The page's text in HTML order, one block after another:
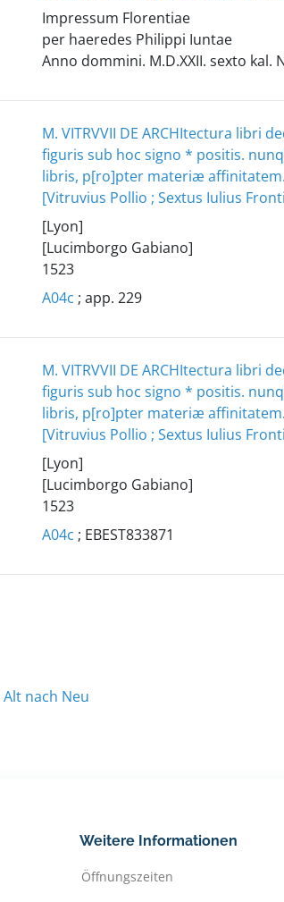
Impressum Florentiae
per haeredes Philippi Iuntae
Anno dommini. M.D.XXII. sexto kal.
M. VITRVVII DE ARCHItectura libri
figuris sub hoc signo * positis.
libris, p[ro]pter materiæ affinitatem.
[Vitruvius Pollio ; Sextus Iulius
[Lyon]
[Lucimborgo Gabiano]
1523
A04c ; app. 229
M. VITRVVII DE ARCHItectura libri
figuris sub hoc signo * positis.
libris, p[ro]pter materiæ affinitatem.
[Vitruvius Pollio ; Sextus Iulius
[Lyon]
[Lucimborgo Gabiano]
1523
A04c ; EBEST833871
Alt nach Neu
Weitere Informationen
Öffnungszeiten